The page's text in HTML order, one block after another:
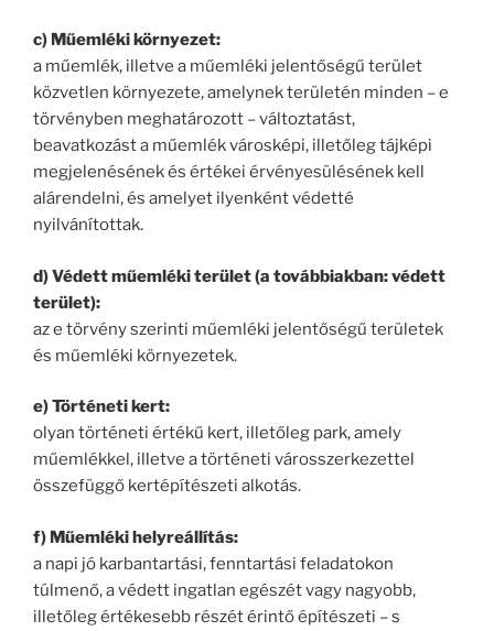
c) Műemléki környezet:
a műemlék, illetve a műemléki jelentőségű terület
közvetlen környezete, amelynek területén minden – e
törvényben meghatározott – változtatást,
beavatkozást a műemlék városképi, illetőleg tájképi
megjelenésének és értékei érvényesülésének kell
alárendelni, és amelyet ilyenként védetté
nyilvánítottak.
d) Védett műemléki terület (a továbbiakban: védett
terület):
az e törvény szerinti műemléki jelentőségű területek
és műemléki környezetek.
e) Történeti kert:
olyan történeti értékű kert, illetőleg park, amely
műemlékkel, illetve a történeti városszerkezettel
összefüggő kertépítészeti alkotás.
f) Műemléki helyreállítás:
a napi jó karbantartási, fenntartási feladatokon
túlmenő, a védett ingatlan egészét vagy nagyobb,
illetőleg értékesebb részét érintő építészeti – s